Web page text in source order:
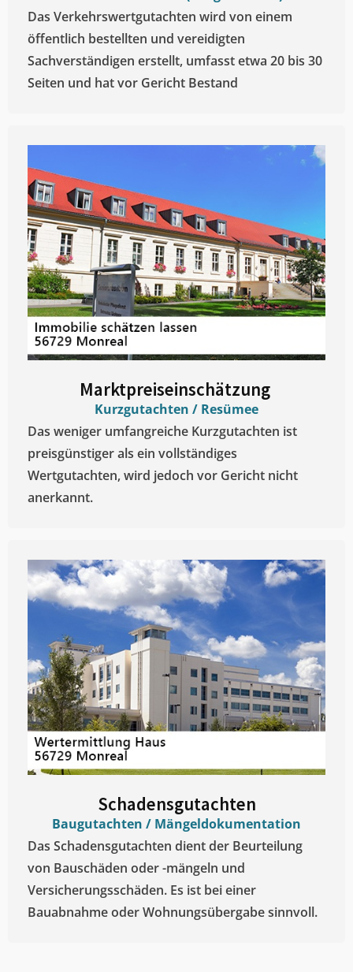
Das Verkehrswertgutachten wird von einem
öffentlich bestellten und vereidigten
Sachverständigen erstellt, umfasst etwa 20 bis 30
Seiten und hat vor Gericht Bestand
Marktpreiseinschätzung ​
Kurzgutachten / Resümee
Das weniger umfangreiche Kurzgutachten ist
preisgünstiger als ein vollständiges
Wertgutachten, wird jedoch vor Gericht nicht
anerkannt.
Schadensgutachten
Baugutachten / Mängeldokumentation
Das Schadensgutachten dient der Beurteilung
von Bauschäden oder -mängeln und
Versicherungsschäden. Es ist bei einer
Bauabnahme oder Wohnungsübergabe sinnvoll.